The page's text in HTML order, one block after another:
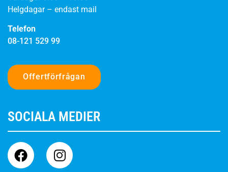
Helgdagar – endast mail
Telefon
08-121 529 99
Offertförfrågan
SOCIALA MEDIER